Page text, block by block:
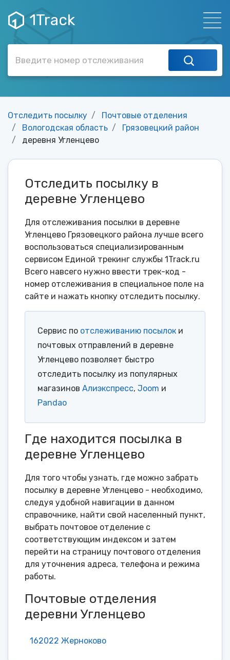
1Track
Отследить посылку
Почтовые отделения
Вологодская область
Грязовецкий район
деревня Угленцево
Отследить посылку в
деревне Угленцево
Для отслеживания посылки в деревне
Угленцево Грязовецкого района лучше всего
воспользоваться специализированным
сервисом Единой трекинг службы 1Track.ru
Всего навсего нужно ввести трек-код -
номер отслеживания в специальное поле на
сайте и нажать кнопку отследить посылку.
Сервис по отслеживанию посылок и
почтовых отправлений в деревне
Угленцево позволяет быстро
отследить посылку из популярных
магазинов Алиэкспресс, Joom и
Pandao
Где находится посылка в
деревне Угленцево
Для того чтобы узнать, где можно забрать
посылку в деревне Угленцево - необходимо,
следуя удобной навигации в данном
справочнике, найти свой населенный пункт,
выбрать почтовое отделение с
соответствующим индексом и затем
перейти на страницу почтового отделения
для уточнения адреса, телефона и режима
работы.
Почтовые отделения
деревни Угленцево
162022 Жерноково